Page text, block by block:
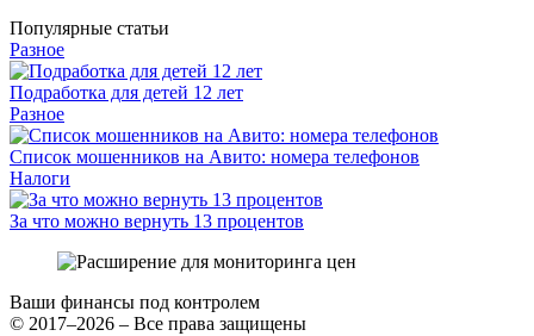
Популярные статьи
Разное
Подработка для детей 12 лет
Разное
Список мошенников на Авито: номера телефонов
Налоги
За что можно вернуть 13 процентов
Ваши финансы под контролем
© 2017–2026 – Все права защищены